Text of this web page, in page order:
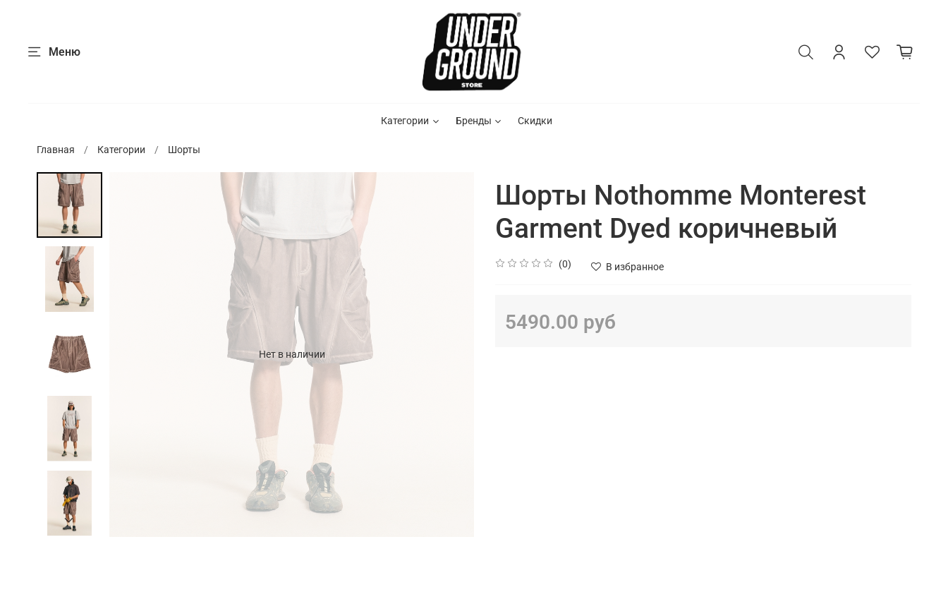
Меню
Категории Бренды Скидки
Главная Категории Шорты
Нет в наличии
Шорты Nothomme Monterest
Garment Dyed коричневый
(0) В избранное
5490.00 руб